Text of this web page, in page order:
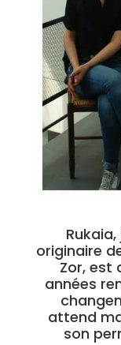
originaire
Zor, est
années
attend
son